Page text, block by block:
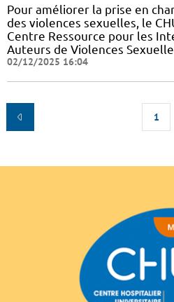
Pour améliorer la prise en
des violences sexuelles, le
Centre Ressource pour les
Auteurs de Violences
02/12/2025 16:04
1